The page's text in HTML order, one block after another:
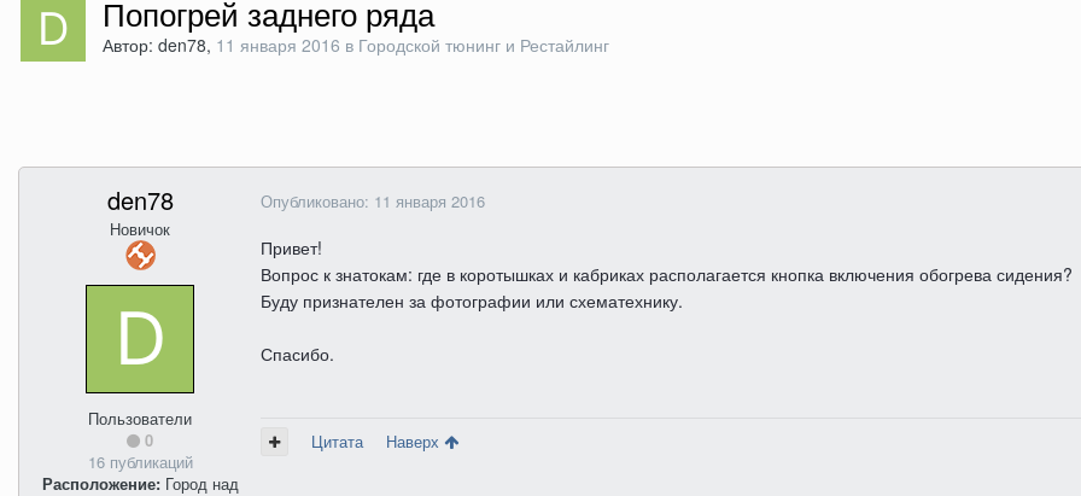
Попогрей заднего ряда
Автор: den78, 11 января 2016 в Городской тюнинг и Рестайлинг
den78
Новичок
Пользователи
0
16 публикаций
Расположение:Город над
Опубликовано: 11 января 2016
Привет!
Вопрос к знатокам: где в коротышках и кабриках располагается кнопка включения обогрева сидения?
Буду признателен за фотографии или схематехнику.
Спасибо.
Цитата Наверх